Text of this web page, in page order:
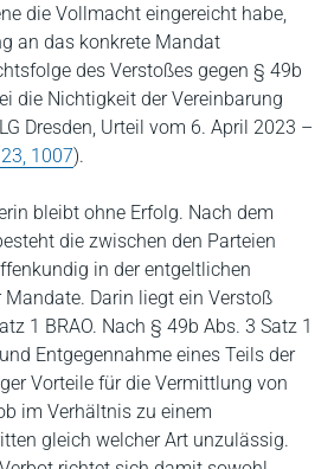
die Vollmacht eingereicht habe,
an das konkrete Mandat
des Verstoßes gegen § 49b
die Nichtigkeit der Vereinbarung
Dresden, Urteil vom 6. April 2023 –
1007).
bleibt ohne Erfolg. Nach dem
die zwischen den Parteien
in der entgeltlichen
Darin liegt ein Verstoß
1 BRAO. Nach § 49b Abs. 3 Satz 1
Entgegennahme eines Teils der
Vorteile für die Vermittlung von
im Verhältnis zu einem
gleich welcher Art unzulässig.